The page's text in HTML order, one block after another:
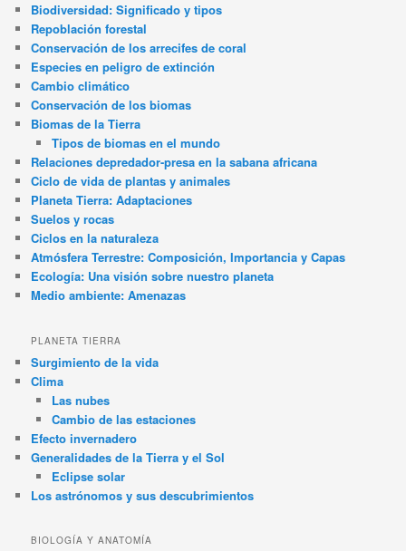
Biodiversidad: Significado y tipos
Repoblación forestal
Conservación de los arrecifes de coral
Especies en peligro de extinción
Cambio climático
Conservación de los biomas
Biomas de la Tierra
Tipos de biomas en el mundo
Relaciones depredador-presa en la sabana africana
Ciclo de vida de plantas y animales
Planeta Tierra: Adaptaciones
Suelos y rocas
Ciclos en la naturaleza
Atmósfera Terrestre: Composición, Importancia y Capas
Ecología: Una visión sobre nuestro planeta
Medio ambiente: Amenazas
PLANETA TIERRA
Surgimiento de la vida
Clima
Las nubes
Cambio de las estaciones
Efecto invernadero
Generalidades de la Tierra y el Sol
Eclipse solar
Los astrónomos y sus descubrimientos
BIOLOGÍA Y ANATOMÍA